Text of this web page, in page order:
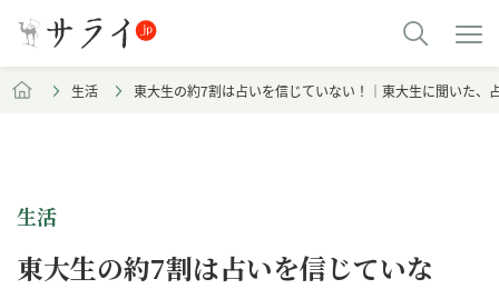
生活 東大生の約7割は占いを信じていない！｜東大生に聞いた、
生活
東大生の約7割は占いを信じていな